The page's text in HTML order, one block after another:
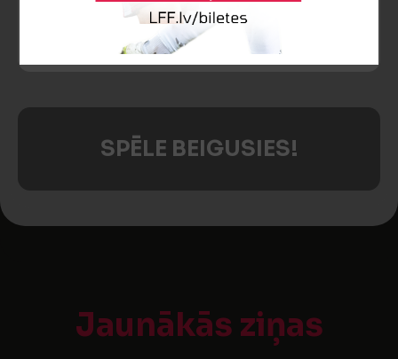
Aleksandrs Solovjovs
Vladislavs Sorokins
SPĒLE BEIGUSIES!
Jaunākās ziņas